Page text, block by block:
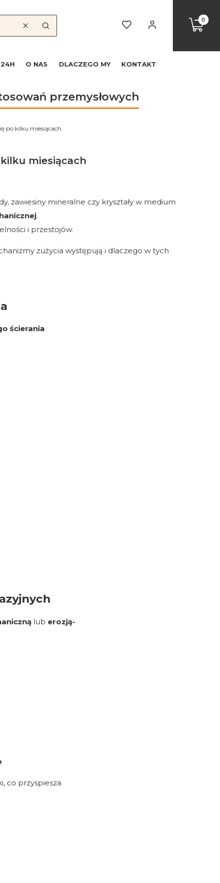
WyczyśćSzukaj
Ulubione Zaloguj się Koszyk
O NAS DLACZEGO MY KONTAKT
przemysłowych
po kilku miesiącach
miesiącach
zawiesiny mineralne czy kryształy w medium
.
i przestojów.
zużycia występują i dlaczego w tych
ścierania
lub erozją-
co przyspiesza